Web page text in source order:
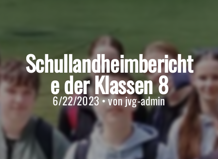
Schullandheimbericht
e der Klassen 8
6/22/2023 • von jvg-admin